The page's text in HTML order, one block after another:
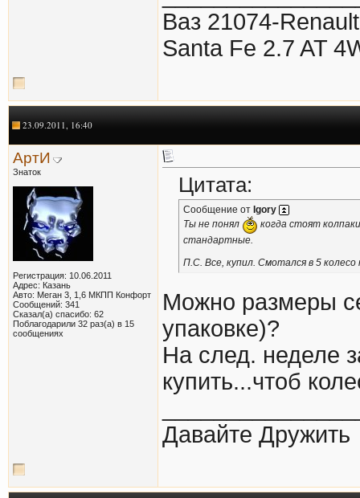
Ваз 21074-
Santa Fe 2.7 AT
23.09.2011, 16:40
АртИ
Знаток
Регистрация: 10.06.2011
Адрес: Казань
Авто: Меган 3, 1,6 МКПП Конфорт
Сообщений: 341
Сказал(а) спасибо: 62
Поблагодарили 32 раз(а) в 15
сообщениях
Цитата:
Сообщение от Igory
Ты не понял
когда стоят
стандартные.
П.С. Все, купил. Смотался в 5
Можно размеры
упаковке)?
На след. неделе
купить...чтоб
Давайте Дружить